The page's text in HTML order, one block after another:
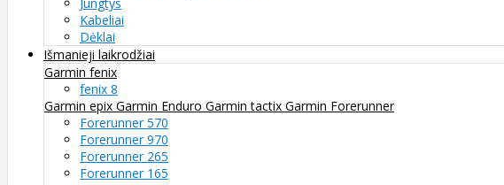
Kabeliai
Dėklai
Išmanieji laikrodžiai
Garmin fenix
fenix 8
Garmin epix Garmin Enduro Garmin tactix Garmin Forerunner
Forerunner 570
Forerunner 970
Forerunner 265
Forerunner 165